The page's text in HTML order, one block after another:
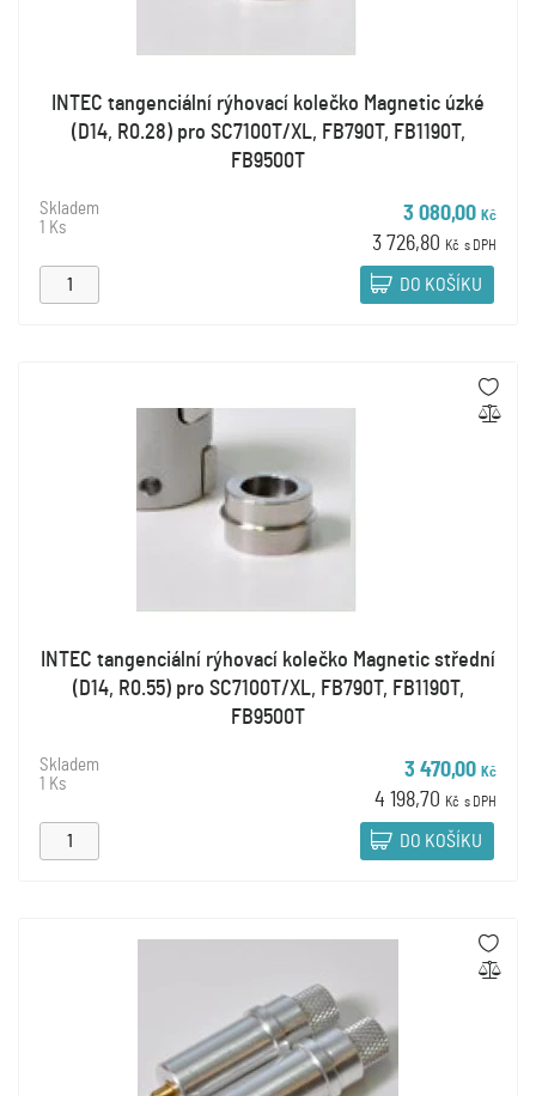
INTEC tangenciální rýhovací kolečko Magnetic úzké
(D14, R0.28) pro SC7100T/XL, FB790T, FB1190T,
FB9500T
Skladem
1 Ks
3 080,00 Kč
3 726,80 Kč s DPH
DO KOŠÍKU
INTEC tangenciální rýhovací kolečko Magnetic střední
(D14, R0.55) pro SC7100T/XL, FB790T, FB1190T,
FB9500T
Skladem
1 Ks
3 470,00 Kč
4 198,70 Kč s DPH
DO KOŠÍKU